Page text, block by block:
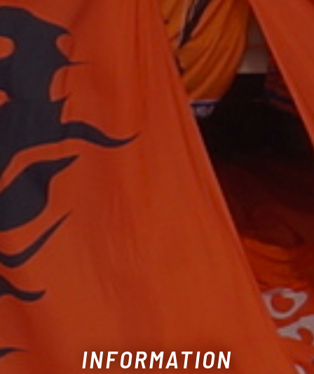
INFORMATION